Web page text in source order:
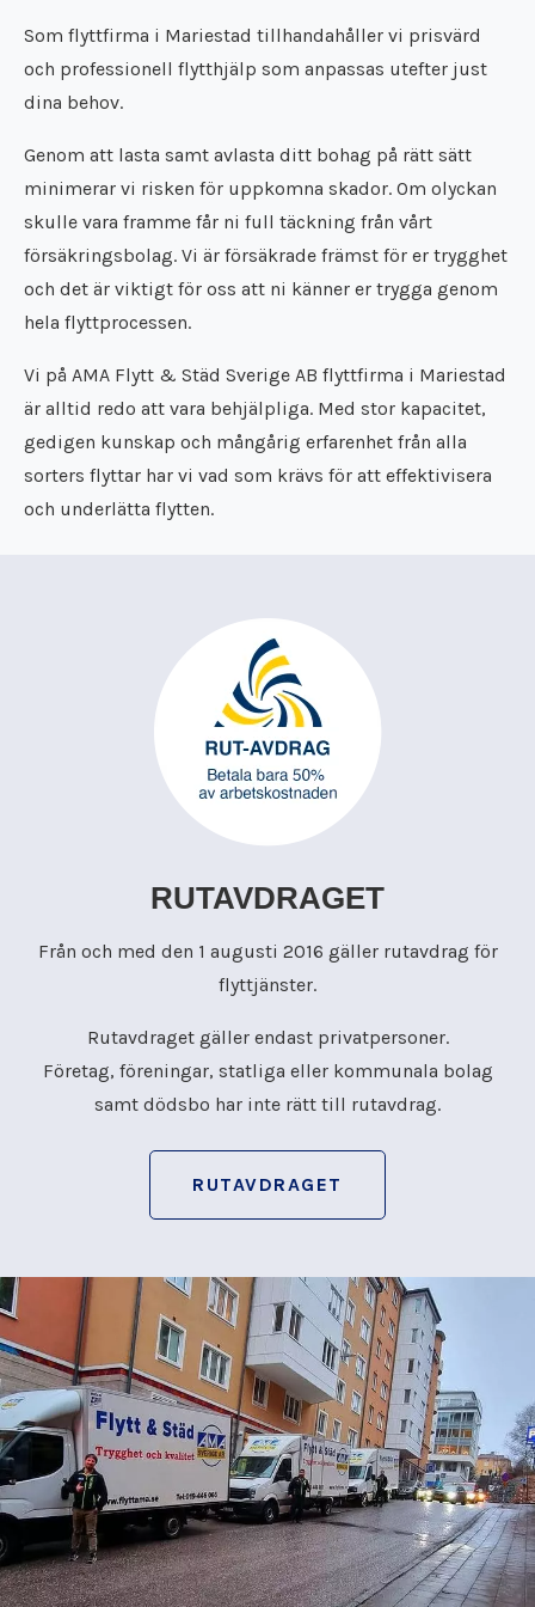
Flyttfirma Surahammar
Flyttfirma Tibro
Flyttfirma Tidaholm
Flyttfirma Vara
Flyttfirma Västerås
Flyttfirma Vingåker
Flyttfirma Örebro
Städfirma Trosa
Städfirma Uppsala
Städfirma Vara
Städfirma Vingåker
Städfirma Örebro
Som flyttfirma i Mariestad tillhandahåller vi prisvärd
och professionell flytthjälp som anpassas utefter just
dina behov.
Genom att lasta samt avlasta ditt bohag på rätt sätt
minimerar vi risken för uppkomna skador. Om olyckan
skulle vara framme får ni full täckning från vårt
försäkringsbolag. Vi är försäkrade främst för er trygghet
och det är viktigt för oss att ni känner er trygga genom
hela flyttprocessen.
Vi på AMA Flytt & Städ Sverige AB flyttfirma i Mariestad
är alltid redo att vara behjälpliga. Med stor kapacitet,
gedigen kunskap och mångårig erfarenhet från alla
sorters flyttar har vi vad som krävs för att effektivisera
och underlätta flytten.
RUTAVDRAGET
Från och med den 1 augusti 2016 gäller rutavdrag för
flyttjänster.
Rutavdraget gäller endast privatpersoner.
Företag, föreningar, statliga eller kommunala bolag
samt dödsbo har inte rätt till rutavdrag.
RUTAVDRAGET